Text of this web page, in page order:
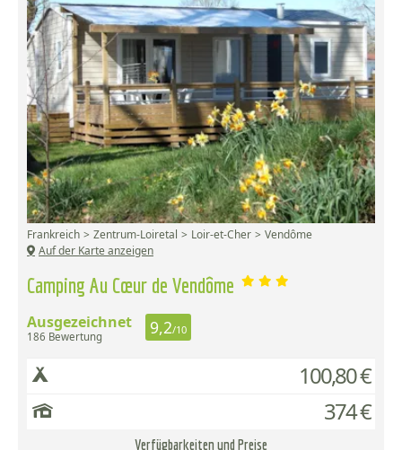
Camping Au Cœur de Vendôme
Frankreich Zentrum-Loiretal Loir-et-Cher
Vendôme
Auf der Karte anzeigen
Ausgezeichnet
186 Bewertung 9,2/10
100,80 €
374 €
Verfügbarkeiten und Preise